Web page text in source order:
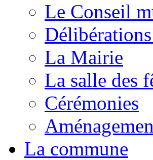
Le Conseil
La Mairie
La salle des
Cérémonies
La commune